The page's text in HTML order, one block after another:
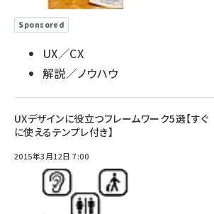
Sponsored
UX／CX
解説／ノウハウ
UXデザインに役立つフレームワーク5選【すぐ
に使えるテンプレ付き】
2015年3月12日 7:00